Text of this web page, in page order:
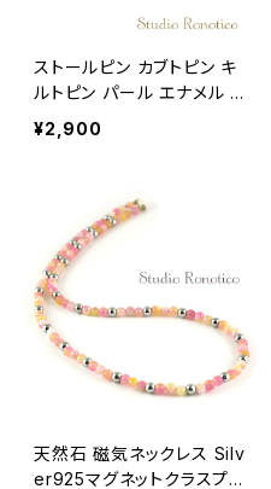
ストールピン カブトピン キ
ルトピン パール エナメル お
花 クリームイエロー
¥2,900
天然石 磁気ネックレス Silv
er925マグネットクラスプ